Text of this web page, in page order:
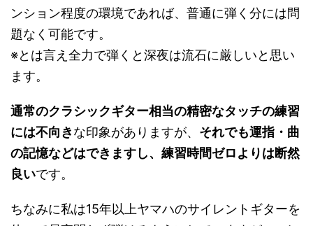
ンション程度の環境であれば、普通に弾く分には問
題なく可能です。
※とは言え全力で弾くと深夜は流石に厳しいと思い
ます。
通常のクラシックギター相当の精密なタッチの練習
には不向きな印象がありますが、 それでも運指・曲
の記憶などはできますし、練習時間ゼロよりは断然
良いです。
ちなみに私は15年以上ヤマハのサイレントギターを